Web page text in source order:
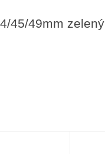
45/49mm zelený